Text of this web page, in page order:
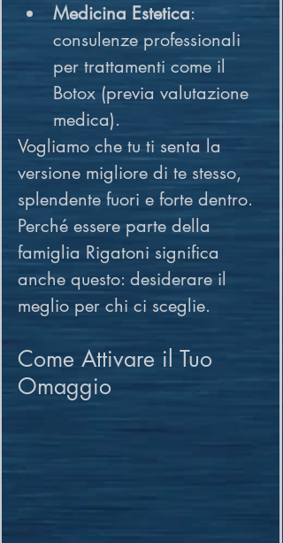
Medicina Estetica:
consulenze professionali
per trattamenti come il
Botox (previa valutazione
medica).
Vogliamo che tu ti senta la
versione migliore di te stesso,
splendente fuori e forte dentro.
Perché essere parte della
famiglia Rigatoni significa
anche questo: desiderare il
meglio per chi ci sceglie.
Come Attivare il Tuo
Omaggio